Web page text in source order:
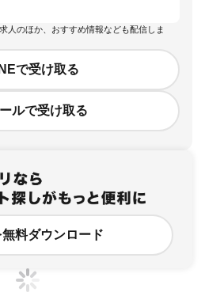
人のほか、おすすめ情報なども配信しま
で受け取る
ルで受け取る
料ダウンロード